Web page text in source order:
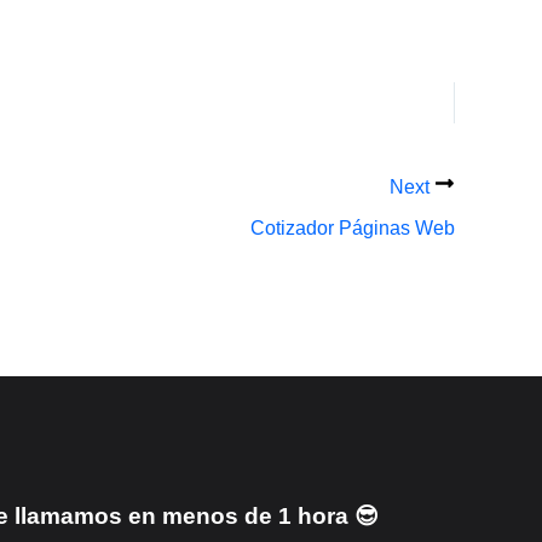
Next
Cotizador Páginas Web
llamamos en menos de 1 hora 😎